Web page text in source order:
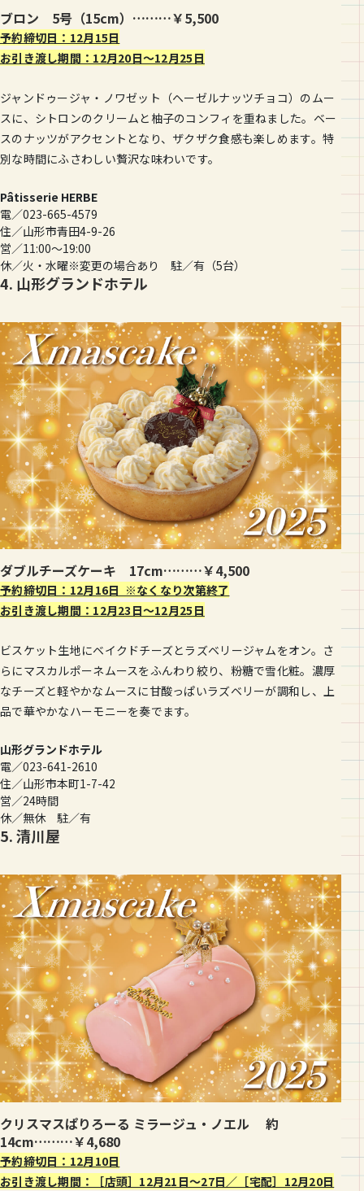
ブロン 5号（15cm）………￥5,500
予約締切日：12月15日
お引き渡し期間：12月20日〜12月25日
ジャンドゥージャ・ノワゼット（ヘーゼルナッツチョコ）のムー
スに、シトロンのクリームと柚子のコンフィを重ねました。ベー
スのナッツがアクセントとなり、ザクザク食感も楽しめます。特
別な時間にふさわしい贅沢な味わいです。
Pâtisserie HERBE
電／023-665-4579
住／山形市青田4-9-26
営／11:00〜19:00
休／火・水曜※変更の場合あり 駐／有（5台）
4. 山形グランドホテル
ダブルチーズケーキ 17cm………￥4,500
予約締切日：12月16日 ※なくなり次第終了
お引き渡し期間：12月23日〜12月25日
ビスケット生地にベイクドチーズとラズベリージャムをオン。さ
らにマスカルポーネムースをふんわり絞り、粉糖で雪化粧。濃厚
なチーズと軽やかなムースに甘酸っぱいラズベリーが調和し、上
品で華やかなハーモニーを奏でます。
山形グランドホテル
電／023-641-2610
住／山形市本町1-7-42
営／24時間
休／無休 駐／有
5. 清川屋
クリスマスぱりろーる ミラージュ・ノエル 約
14cm………￥4,680
予約締切日：12月10日
お引き渡し期間：［店頭］12月21日〜27日／［宅配］12月20日